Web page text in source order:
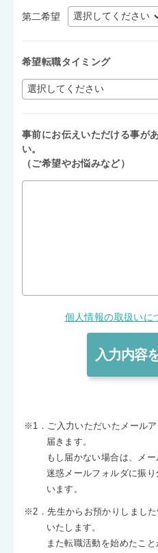
第二希望
希望転職タイミング
事前にお伝えいただける事が
い。
（ご希望やお悩みなど）
個人情報の取扱いに
※1．ご入力いただいたメール
届きます。
もし届かない場合は、メ
迷惑メールフォルダに振
います。
※2．先生からお預かりしまし
いたします。
また転職活動を始めたこ